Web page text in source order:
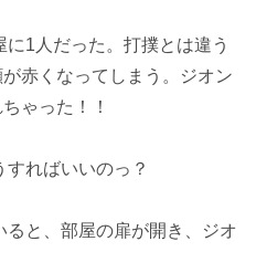
1人だった。打撲とは違う
赤くなってしまう。ジオン
ゃった！！
すればいいのっ？
と、部屋の扉が開き、ジオ